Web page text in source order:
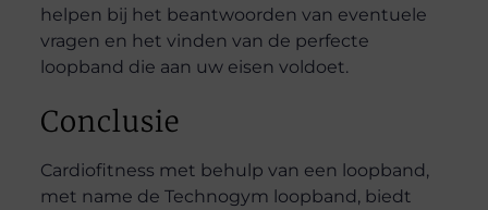
helpen bij het beantwoorden van eventuele
vragen en het vinden van de perfecte
loopband die aan uw eisen voldoet.
Conclusie
Cardiofitness met behulp van een loopband,
met name de Technogym loopband, biedt